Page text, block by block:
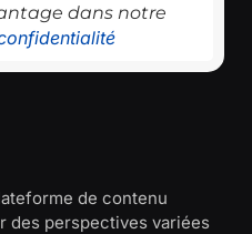
dans notre
de contenu
des perspectives variées